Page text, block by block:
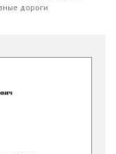
дороги